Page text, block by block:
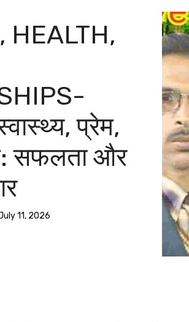
HEALTH,
प्रेम,
सफलता और
11, 2026